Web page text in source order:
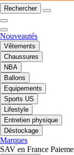
Rechercher
Nouveautés
Vêtements
Chaussures
NBA
Ballons
Equipements
Sports US
Lifestyle
Entretien physique
Déstockage
Marques
SAV en France